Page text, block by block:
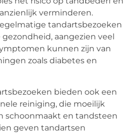
verminderen.
tandartsbezoeken
aangezien veel
kunnen zijn van
zoals diabetes en
bieden ook een
reiniging, die moeilijk
schoonmaakt en tandsteen
geven tandartsen